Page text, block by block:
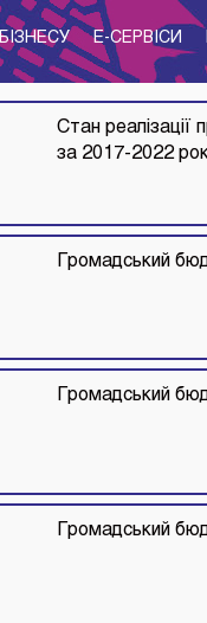
БІЗНЕСУ E-CЕРВІСИ
Стан реалізації
за 2017-2022
Громадський
Громадський
Громадський